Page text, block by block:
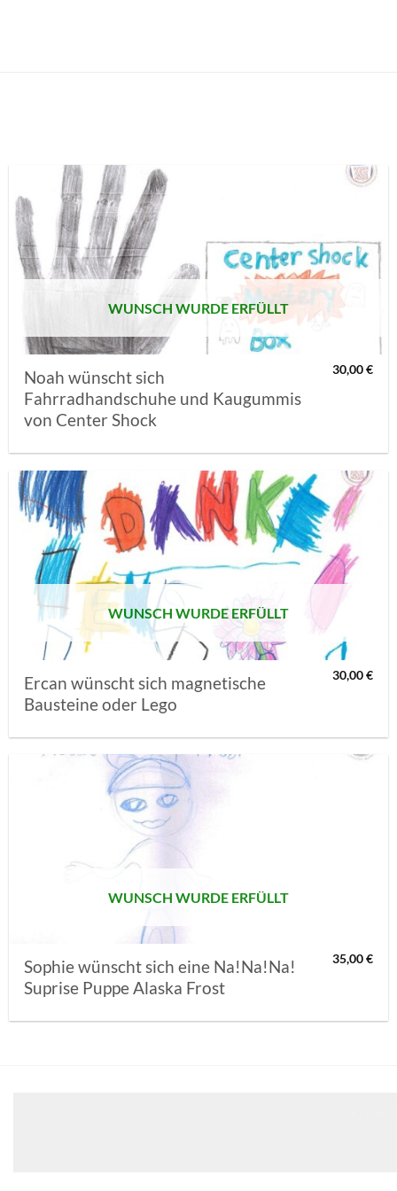
SETZEN
WUNSCH WURDE ERFÜLLT
Noah wünscht sich
Fahrradhandschuhe und Kaugummis
von Center Shock
30,00€
AUF MEINE
MERKLISTE
SETZEN
WUNSCH WURDE ERFÜLLT
Ercan wünscht sich magnetische
Bausteine oder Lego
30,00€
WUNSCH WURDE ERFÜLLT
Sophie wünscht sich eine Na!Na!Na!
Suprise Puppe Alaska Frost
35,00€